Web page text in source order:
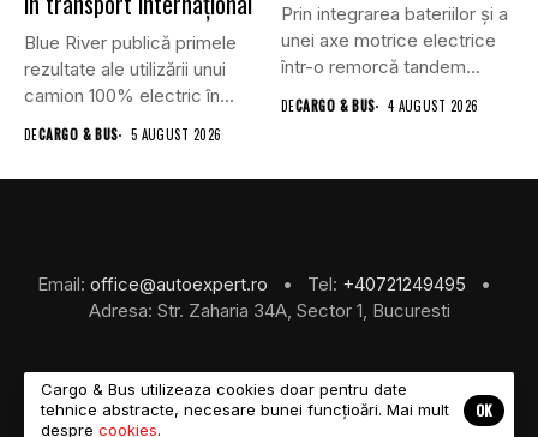
Blue River publică primele
rezultate ale utilizării unui
camion 100% electric în...
DECARGO & BUS 5 AUGUST 2026
Prin integrarea bateriilor și a
unei axe motrice electrice
într-o remorcă tandem...
DECARGO & BUS 4 AUGUST 2026
Email: office@autoexpert.ro • Tel: +40721249495
•
Adresa: Str. Zaharia 34A, Sector 1, Bucuresti
©2026 Cargo & Bus
Cargo & Bus utilizeaza cookies doar pentru date
tehnice abstracte, necesare bunei funcțioări. Mai mult
despre cookies.
OK